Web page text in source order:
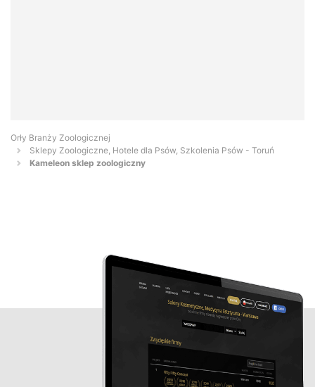
Orły Branży Zoologicznej
Sklepy Zoologiczne, Hotele dla Psów, Szkolenia Psów - Toruń
Kameleon sklep zoologiczny